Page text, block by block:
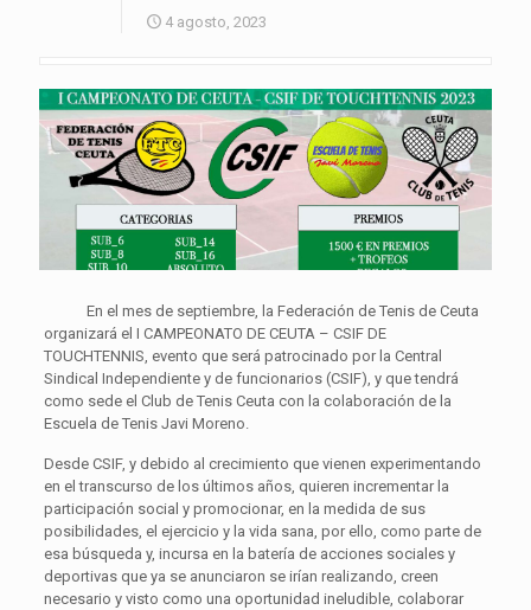
4 agosto, 2023
En el mes de septiembre, la Federación de Tenis de Ceuta
organizará el I CAMPEONATO DE CEUTA – CSIF DE
TOUCHTENNIS, evento que será patrocinado por la Central
Sindical Independiente y de funcionarios (CSIF), y que tendrá
como sede el Club de Tenis Ceuta con la colaboración de la
Escuela de Tenis Javi Moreno.
Desde CSIF, y debido al crecimiento que vienen experimentando
en el transcurso de los últimos años, quieren incrementar la
participación social y promocionar, en la medida de sus
posibilidades, el ejercicio y la vida sana, por ello, como parte de
esa búsqueda y, incursa en la batería de acciones sociales y
deportivas que ya se anunciaron se irían realizando, creen
necesario y visto como una oportunidad ineludible, colaborar